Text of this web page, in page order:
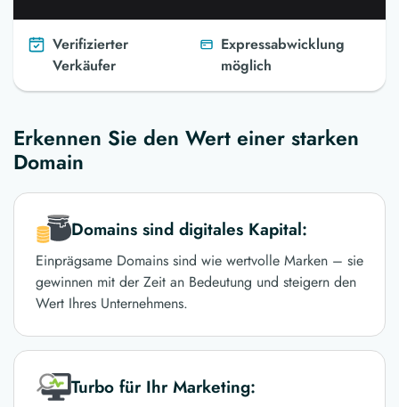
Verifizierter
Verkäufer
Expressabwicklung
möglich
Erkennen Sie den Wert einer starken
Domain
Domains sind digitales Kapital:
Einprägsame Domains sind wie wertvolle Marken – sie
gewinnen mit der Zeit an Bedeutung und steigern den
Wert Ihres Unternehmens.
Turbo für Ihr Marketing: